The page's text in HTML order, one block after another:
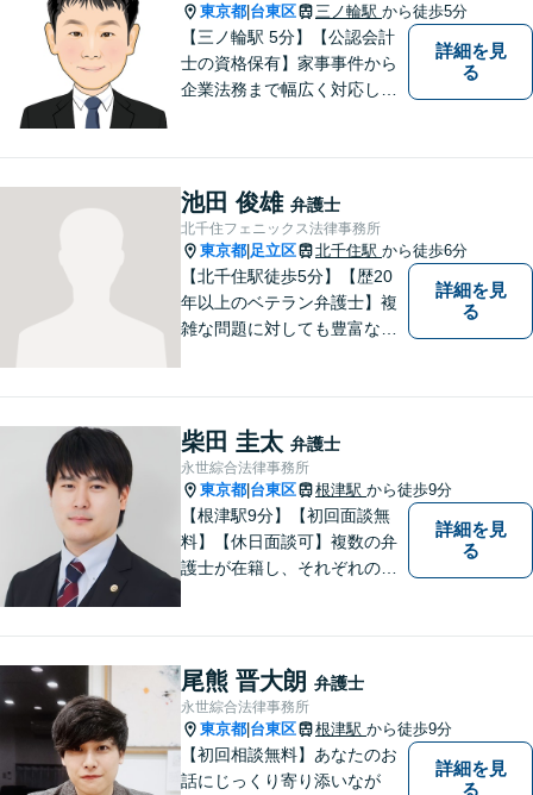
東京都 台東区 三ノ輪駅 から徒歩5分
【三ノ輪駅 5分】【公認会計
士の資格保有】家事事件から
企業法務まで幅広く対応して
からサポート可能です。まず
は話を聞いてみたいという方
も、お気軽にご相談くださ
い。
詳細を見
る
池田 俊雄 弁護士
北千住フェニックス法律事務所
東京都 足立区 北千住駅 から徒歩6分
【北千住駅徒歩5分】【歴20
年以上のベテラン弁護士】複
雑な問題に対しても豊富な経
ださい。依頼者様の声を大切
にし、適切に対処して参りま
す。
詳細を見
る
柴田 圭太 弁護士
永世綜合法律事務所
東京都 台東区 根津駅 から徒歩9分
【根津駅9分】【初回面談無
料】【休日面談可】複数の弁
護士が在籍し、それぞれの知
り、柔軟かつ現実的な対応を
可能にしています。
詳細を見
る
尾熊 晋大朗 弁護士
永世綜合法律事務所
東京都 台東区 根津駅 から徒歩9分
【初回相談無料】あなたのお
話にじっくり寄り添いなが
詳細を見
る